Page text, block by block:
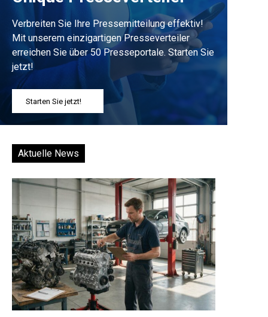
Verbreiten Sie Ihre Pressemitteilung effektiv!
Mit unserem einzigartigen Presseverteiler
erreichen Sie über 50 Presseportale. Starten Sie
jetzt!
Starten Sie jetzt!
Aktuelle News